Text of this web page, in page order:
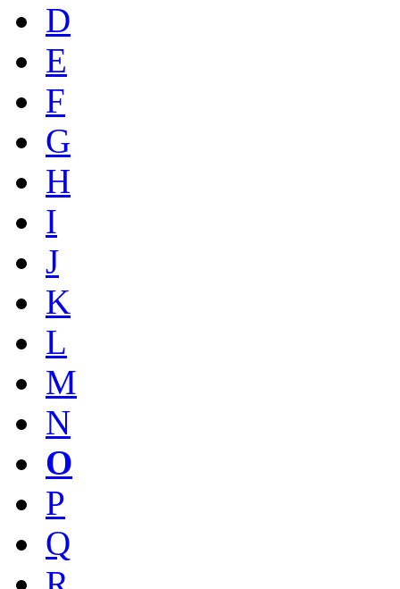
D
E
F
G
H
I
J
K
L
M
N
O
P
Q